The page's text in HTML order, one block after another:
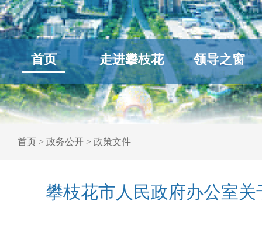
首页 走进攀枝花 领导之窗
首页 > 政务公开 > 政策文件
攀枝花市人民政府办公室